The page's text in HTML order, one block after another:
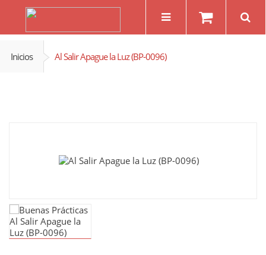
Inicios Al Salir Apague la Luz (BP-0096)